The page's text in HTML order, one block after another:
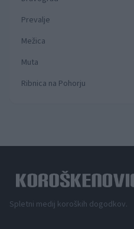
Prevalje
Mežica
Muta
Ribnica na Pohorju
Spletni medij koroških dogodkov.